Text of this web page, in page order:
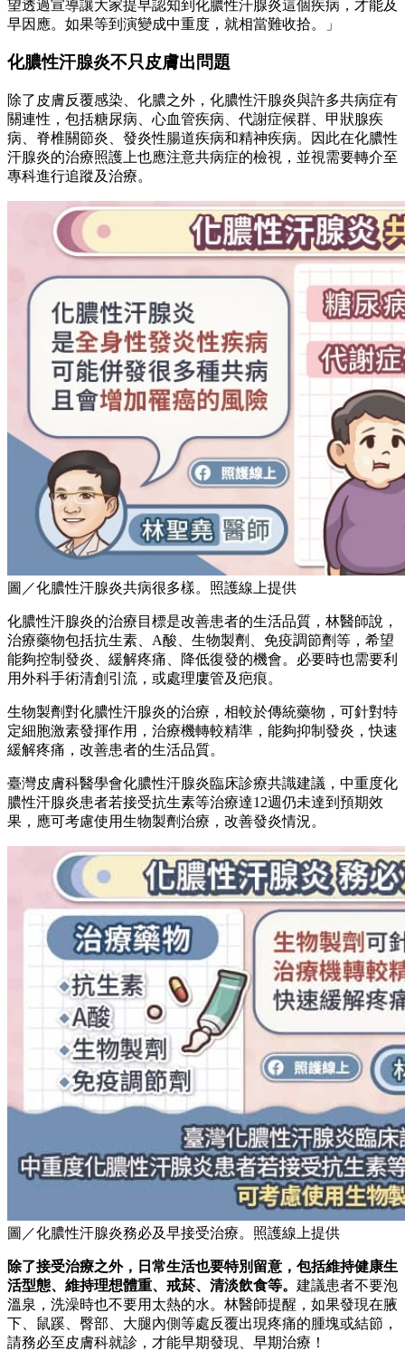
望透過宣導讓大家提早認知到化膿性汗腺炎這個疾病，才能及
早因應。如果等到演變成中重度，就相當難收拾。」
化膿性汗腺炎不只皮膚出問題
除了皮膚反覆感染、化膿之外，化膿性汗腺炎與許多共病症有
關連性，包括糖尿病、心血管疾病、代謝症候群、甲狀腺疾
病、脊椎關節炎、發炎性腸道疾病和精神疾病。因此在化膿性
汗腺炎的治療照護上也應注意共病症的檢視，並視需要轉介至
專科進行追蹤及治療。
圖／化膿性汗腺炎共病很多樣。照護線上提供
化膿性汗腺炎的治療目標是改善患者的生活品質，林醫師說，
治療藥物包括抗生素、A酸、生物製劑、免疫調節劑等，希望
能夠控制發炎、緩解疼痛、降低復發的機會。必要時也需要利
用外科手術清創引流，或處理廔管及疤痕。
生物製劑對化膿性汗腺炎的治療，相較於傳統藥物，可針對特
定細胞激素發揮作用，治療機轉較精準，能夠抑制發炎，快速
緩解疼痛，改善患者的生活品質。
臺灣皮膚科醫學會化膿性汗腺炎臨床診療共識建議，中重度化
膿性汗腺炎患者若接受抗生素等治療達12週仍未達到預期效
果，應可考慮使用生物製劑治療，改善發炎情況。
圖／化膿性汗腺炎務必及早接受治療。照護線上提供
除了接受治療之外，日常生活也要特別留意，包括維持健康生
活型態、維持理想體重、戒菸、清淡飲食等。 建議患者不要泡
溫泉，洗澡時也不要用太熱的水。林醫師提醒，如果發現在腋
下、鼠蹊、臀部、大腿內側等處反覆出現疼痛的腫塊或結節，
請務必至皮膚科就診，才能早期發現、早期治療！